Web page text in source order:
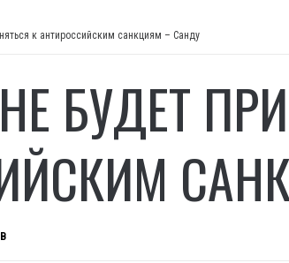
к антироссийским санкциям – Санду
БУДЕТ